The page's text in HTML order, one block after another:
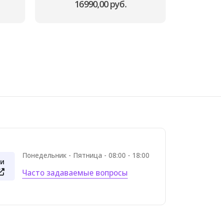
16990,00руб.
Понедельник - Пятница - 08:00 - 18:00
Часто задаваемые вопросы